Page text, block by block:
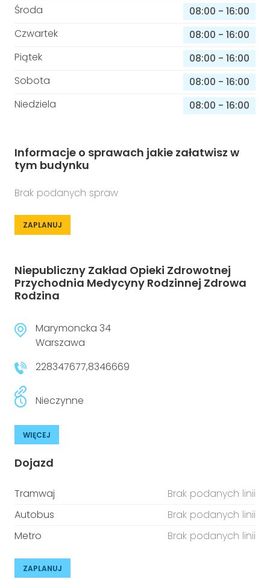
Środa
08:00 - 16:00
Czwartek
08:00 - 16:00
Piątek
08:00 - 16:00
Sobota
08:00 - 16:00
Niedziela
08:00 - 16:00
Informacje o sprawach jakie załatwisz w
tym budynku
Brak podanych spraw
ZAPLANUJ
Niepubliczny Zakład Opieki Zdrowotnej
Przychodnia Medycyny Rodzinnej Zdrowa
Rodzina
Marymoncka 34
Warszawa
228347677,8346669
Nieczynne
WIĘCEJ
Dojazd
Tramwaj
Brak podanych linii
Autobus
Brak podanych linii
Metro
Brak podanych linii
ZAPLANUJ